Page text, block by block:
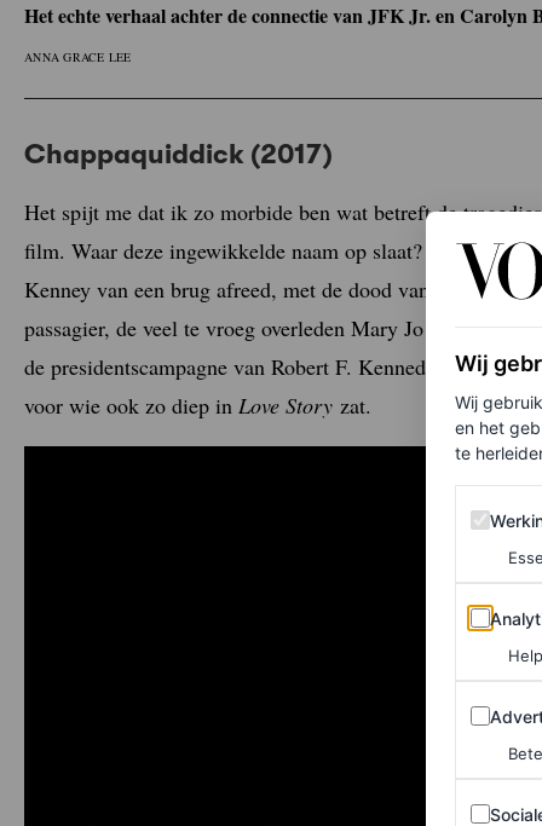
Het echte verhaal achter de connectie van JFK Jr. en Carolyn
ANNA GRACE LEE
Chappaquiddick (2017)
Het spijt me dat ik zo morbide ben wat betreft de
film. Waar deze ingewikkelde naam op slaat? Het
Kenney van een brug afreed, met de dood van zijn
passagier, de veel te vroeg overleden Mary Jo Kopechne
de presidentscampagne van Robert F. Kennedy in 1968.
voor wie ook zo diep in Love Story zat.
Wij
Wij
en het
te
Werking
Analytics
Sociale